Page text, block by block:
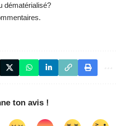
dématérialisé?
ton avis !